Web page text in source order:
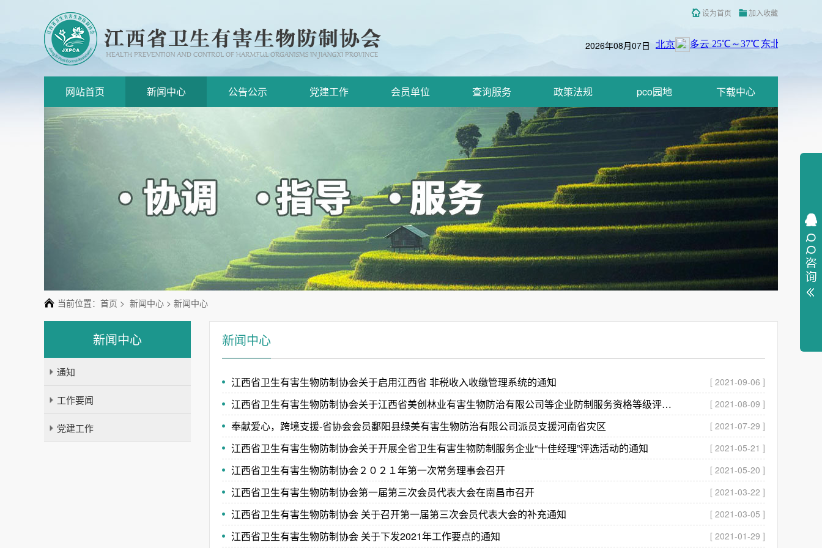
设为首页 加入收藏
2026年08月07日
网站首页 新闻中心 公告公示 党建工作 会员单位 查询服务 政策法规 pco园地 下载中心
当前位置： 首页 > 新闻中心 > 新闻中心
新闻中心
通知
工作要闻
党建工作
新闻中心
江西省卫生有害生物防制协会关于启用江西省 非税收入收缴管理系统的通知 [ 2021-09-06 ]
江西省卫生有害生物防制协会关于江西省美创林业有害生物防治有限公司等企业防制服务资格等级评审结果公示 [ 2021-08-09 ]
奉献爱心，跨境支援-省协会会员鄱阳县绿美有害生物防治有限公司派员支援河南省灾区 [ 2021-07-29 ]
江西省卫生有害生物防制协会关于开展全省卫生有害生物防制服务企业“十佳经理”评选活动的通知 [ 2021-05-21 ]
江西省卫生有害生物防制协会２０２１年第一次常务理事会召开 [ 2021-05-20 ]
江西省卫生有害生物防制协会第一届第三次会员代表大会在南昌市召开 [ 2021-03-22 ]
江西省卫生有害生物防制协会 关于召开第一届第三次会员代表大会的补充通知 [ 2021-03-05 ]
江西省卫生有害生物防制协会 关于下发2021年工作要点的通知 [ 2021-01-29 ]